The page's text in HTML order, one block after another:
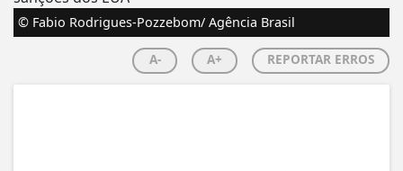
© Fabio Rodrigues-Pozzebom/ Agência Brasil
A- A+ REPORTAR ERROS